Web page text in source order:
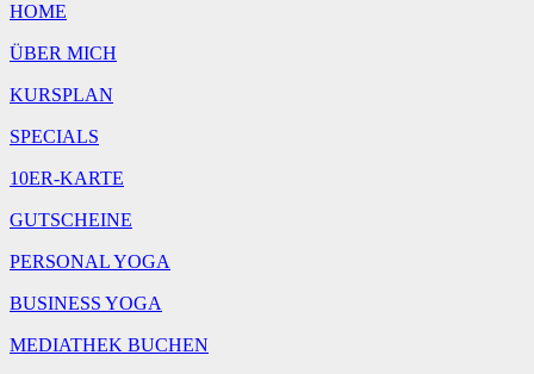
HOME
ÜBER MICH
KURSPLAN
SPECIALS
10ER-KARTE
GUTSCHEINE
PERSONAL YOGA
BUSINESS YOGA
MEDIATHEK BUCHEN